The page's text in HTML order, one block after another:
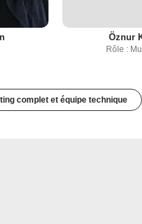
Öznur
Rôle :
complet et équipe technique